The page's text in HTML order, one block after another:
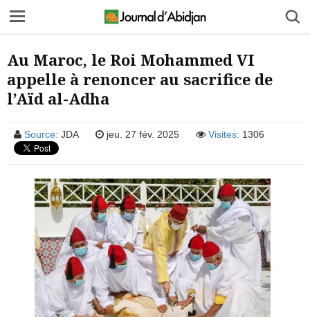
Au Maroc, le Roi Mohammed VI
appelle à renoncer au sacrifice de
l’Aïd al-Adha
Source: JDA jeu. 27 fév. 2025 Visites: 1306